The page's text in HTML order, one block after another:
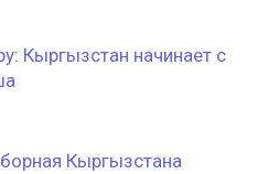
Кыргызстан начинает с
Кыргызстана